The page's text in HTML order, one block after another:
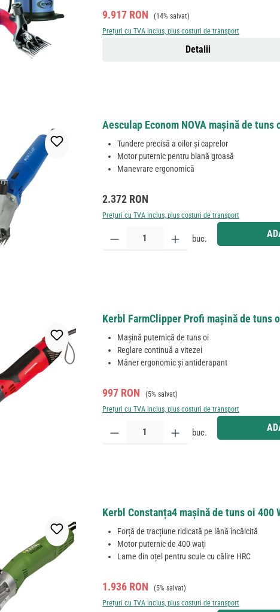
Preț de vânzare:
9.917 RON Preț obișnuit:
(14% salvat)
Prețuri cu TVA inclus, plus costuri de transport
Detalii
Aesculap Econom NOVA mașină de
Tundere precisă a oilor și caprelor
Motor puternic pentru blană groasă
Manevrare ergonomică
Preț obișnuit:
2.372 RON
Prețuri cu TVA inclus, plus costuri de transport
Cantitate produs: Introduceți cantitatea dorită sau
buc.
Kerbl FarmClipper Profi mașină de tuns
Mașină puternică de tuns oi
Reglare continuă a vitezei
Mâner ergonomic și antiderapant
Preț de vânzare:
997 RON Preț obișnuit:
(5% salvat)
Prețuri cu TVA inclus, plus costuri de transport
Cantitate produs: Introduceți cantitatea dorită sau
buc.
Kerbl Constanța4 mașină de tuns oi 400
Forță de tracțiune ridicată pe lână încâlcită
Motor puternic de 400 wați
Lame din oțel pentru scule cu călire HRC
Preț de vânzare:
1.936 RON Preț obișnuit:
(5% salvat)
Prețuri cu TVA inclus, plus costuri de transport